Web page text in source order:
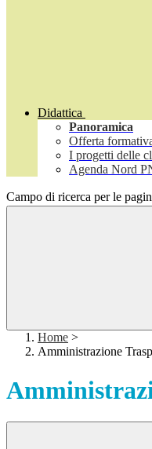
Didattica
Panoramica
Offerta
I progetti delle
Agenda Nord
Campo di ricerca per le
Home >
Amministrazione